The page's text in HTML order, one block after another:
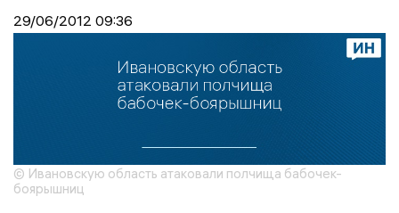
29/06/2012 09:36
© Ивановскую область атаковали полчища бабочек-
боярышниц